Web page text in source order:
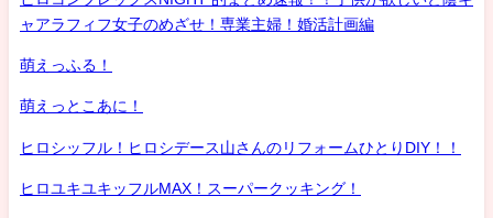
ャアラフィフ女子のめざせ！専業主婦！婚活計画編
萌えっふる！
萌えっとこあに！
ヒロシッフル！ヒロシデース山さんのリフォームひとりDIY！！
ヒロユキユキッフルMAX！スーパークッキング！